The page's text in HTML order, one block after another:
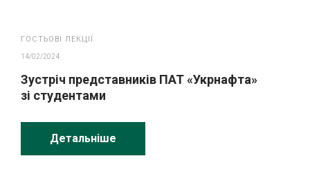
ГОСТЬОВІ ЛЕКЦІЇ
14/02/2024
Зустріч представників ПАТ «Укрнафта»
зі студентами
Детальніше